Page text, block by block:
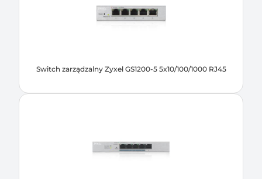
Switch zarządzalny Zyxel GS1200-5 5x10/100/1000 RJ45